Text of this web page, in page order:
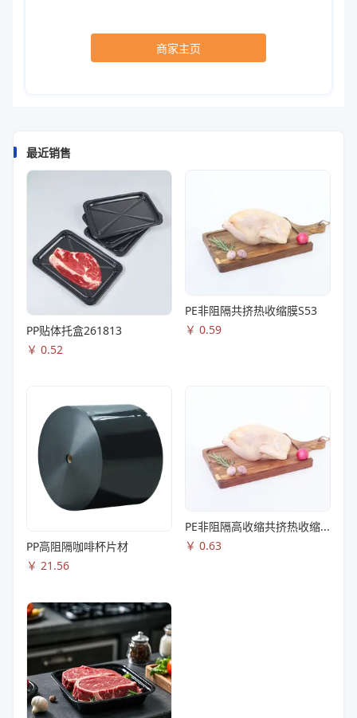
商家主页
最近销售
PP贴体托盒261813
￥ 0.52
PE非阻隔共挤热收缩膜S53
￥ 0.59
PP高阻隔咖啡杯片材
￥ 21.56
PE非阻隔高收缩共挤热收缩膜S83
￥ 0.63